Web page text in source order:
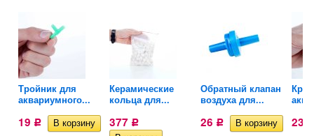
Тройник для
аквариумного...
19 Р
Керамические
кольца для...
377 Р
Обратный клапан
воздуха для...
26 Р 23